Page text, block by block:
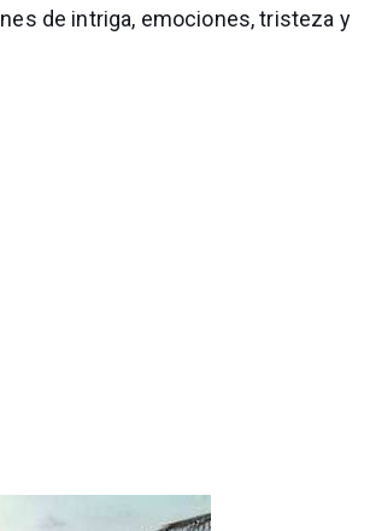
de intriga, emociones, tristeza y